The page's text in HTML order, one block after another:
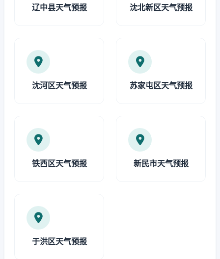
辽中县天气预报 沈北新区天气预报
沈河区天气预报 苏家屯区天气预报
铁西区天气预报 新民市天气预报
于洪区天气预报